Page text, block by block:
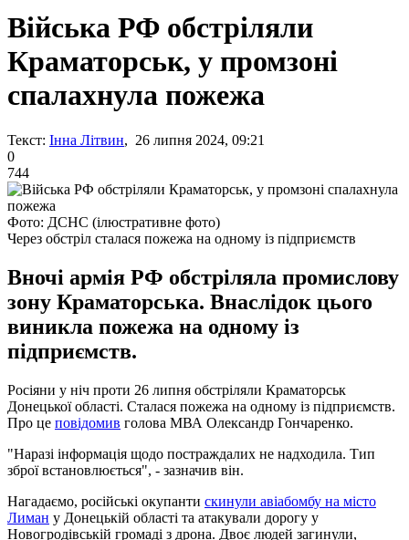
Війська РФ обстріляли
Краматорськ, у промзоні
спалахнула пожежа
Текст: Інна Літвин, 26 липня 2024, 09:21
0
744
Фото: ДСНС (ілюстративне фото)
Через обстріл сталася пожежа на одному із підприємств
Вночі армія РФ обстріляла промислову
зону Краматорська. Внаслідок цього
виникла пожежа на одному із
підприємств.
Росіяни у ніч проти 26 липня обстріляли Краматорськ
Донецької області. Сталася пожежа на одному із підприємств.
Про це повідомив голова МВА Олександр Гончаренко.
"Наразі інформація щодо постраждалих не надходила. Тип
зброї встановлюється", - зазначив він.
Нагадаємо, російські окупанти скинули авіабомбу на місто
Лиман у Донецькій області та атакували дорогу у
Новогродівській громаді з дрона. Двоє людей загинули,